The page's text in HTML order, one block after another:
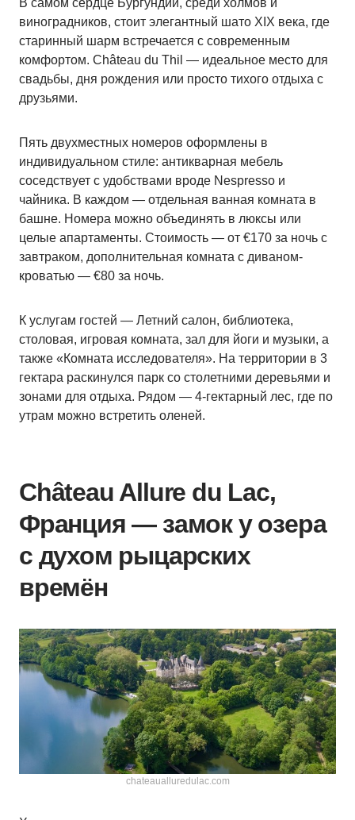
В самом сердце Бургундии, среди холмов и
виноградников, стоит элегантный шато XIX века, где
старинный шарм встречается с современным
комфортом. Château du Thil — идеальное место для
свадьбы, дня рождения или просто тихого отдыха с
друзьями.
Пять двухместных номеров оформлены в
индивидуальном стиле: антикварная мебель
соседствует с удобствами вроде Nespresso и
чайника. В каждом — отдельная ванная комната в
башне. Номера можно объединять в люксы или
целые апартаменты. Стоимость — от €170 за ночь с
завтраком, дополнительная комната с диваном-
кроватью — €80 за ночь.
К услугам гостей — Летний салон, библиотека,
столовая, игровая комната, зал для йоги и музыки, а
также «Комната исследователя». На территории в 3
гектара раскинулся парк со столетними деревьями и
зонами для отдыха. Рядом — 4-гектарный лес, где по
утрам можно встретить оленей.
Château Allure du Lac,
Франция — замок у озера
с духом рыцарских
времён
chateaualluredulac.com